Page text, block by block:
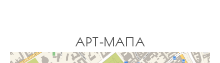
АРТ-МАПА